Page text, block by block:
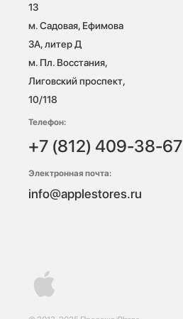
13
м. Садовая, Ефимова
3А, литер Д
м. Пл. Восстания,
Лиговский проспект,
10/118
Телефон:
+7 (812) 409-38-67
Электронная почта:
info@applestores.ru